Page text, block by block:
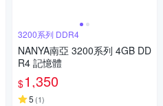
3200系列 DDR4
NANYA南亞 3200系列 4GB DD
R4 記憶體
$1,350
5 (1)